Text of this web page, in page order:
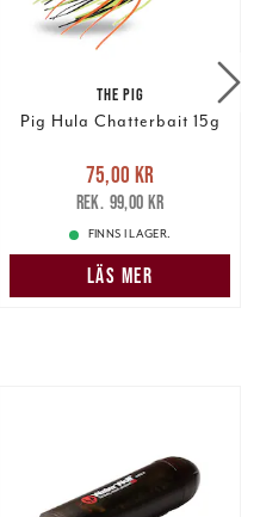
THE PIG
Pig Hula Chatterbait 15g
Nuvarande pris
75,00 krTidigare pris
99,00 kr
75,00 kr
99,00 kr
FINNS I LAGER.
LÄS MER